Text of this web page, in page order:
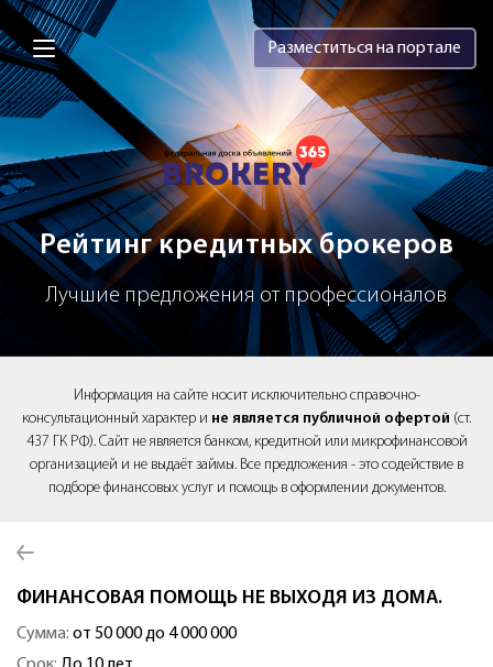
Brokery365 - Рейтинг кредитных
Разместиться на портале
Рейтинг кредитных брокеров
Лучшие предложения от профессионалов
Информация на сайте носит исключительно справочно-
консультационный характер и не является публичной офертой (ст.
437 ГК РФ). Сайт не является банком, кредитной или микрофинансовой
организацией и не выдаёт займы. Все предложения - это содействие в
подборе финансовых услуг и помощь в оформлении документов.
ФИНАНСОВАЯ ПОМОЩЬ НЕ ВЫХОДЯ ИЗ ДОМА.
Сумма: от 50 000 до 4 000 000